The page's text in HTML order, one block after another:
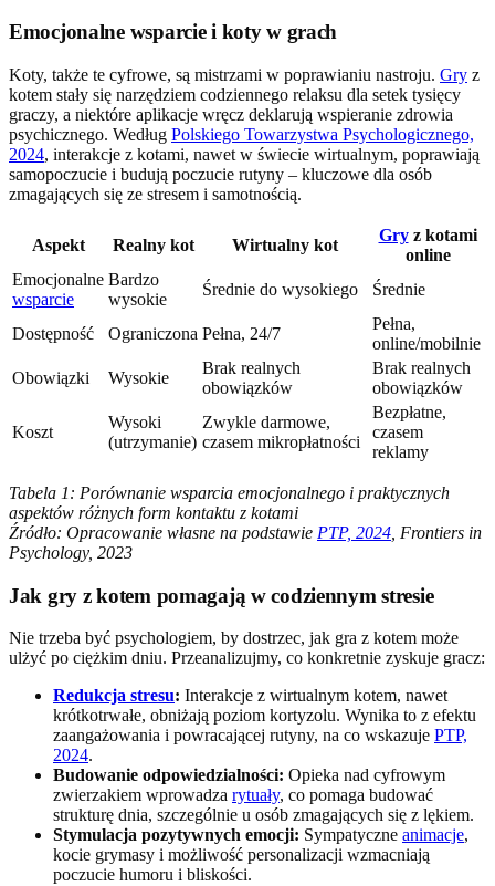
Emocjonalne wsparcie i koty w grach
Koty, także te cyfrowe, są mistrzami w poprawianiu nastroju. Gry z
kotem stały się narzędziem codziennego relaksu dla setek tysięcy
graczy, a niektóre aplikacje wręcz deklarują wspieranie zdrowia
psychicznego. Według Polskiego Towarzystwa Psychologicznego,
2024, interakcje z kotami, nawet w świecie wirtualnym, poprawiają
samopoczucie i budują poczucie rutyny – kluczowe dla osób
zmagających się ze stresem i samotnością.
Aspekt Realny kot Wirtualny kot
Gryz kotami
online
Emocjonalne
wsparcie
Bardzo
wysokie
Średnie do wysokiego Średnie
Dostępność Ograniczona Pełna, 24/7
Pełna,
online/mobilnie
Obowiązki
Wysokie
Brak realnych
obowiązków
Brak realnych
obowiązków
Koszt
Wysoki
(utrzymanie)
Zwykle darmowe,
czasem mikropłatności
Bezpłatne,
czasem
reklamy
Tabela 1: Porównanie wsparcia emocjonalnego i praktycznych
aspektów różnych form kontaktu z kotami
Źródło: Opracowanie własne na podstawie PTP, 2024 , Frontiers in
Psychology, 2023
Jak gry z kotem pomagają w codziennym stresie
Nie trzeba być psychologiem, by dostrzec, jak gra z kotem może
ulżyć po ciężkim dniu. Przeanalizujmy, co konkretnie zyskuje gracz:
Redukcja stresu: Interakcje z wirtualnym kotem, nawet
krótkotrwałe, obniżają poziom kortyzolu. Wynika to z efektu
zaangażowania i powracającej rutyny, na co wskazuje PTP,
2024.
Budowanie odpowiedzialności: Opieka nad cyfrowym
zwierzakiem wprowadza rytuały, co pomaga budować
strukturę dnia, szczególnie u osób zmagających się z lękiem.
Stymulacja pozytywnych emocji: Sympatyczne animacje,
kocie grymasy i możliwość personalizacji wzmacniają
poczucie humoru i bliskości.